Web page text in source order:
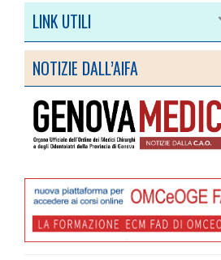
LINK UTILI
NOTIZIE DALL’AIFA